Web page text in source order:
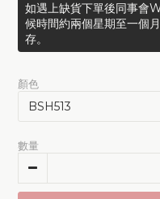
如遇上缺貨下單後同事會
候時間約兩個星期至一個
存。
顏色
數量